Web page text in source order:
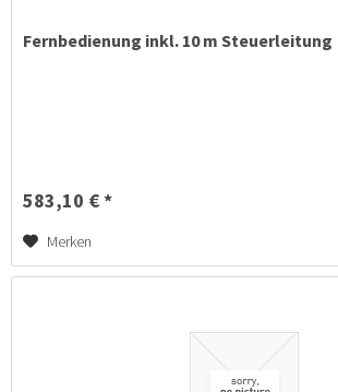
Fernbedienung inkl. 10 m Steuerleitung
583,10 € *
Merken